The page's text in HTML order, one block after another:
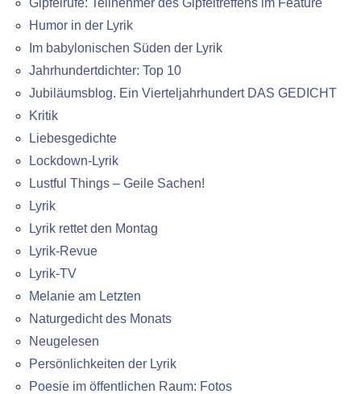
Humor in der Lyrik
Im babylonischen Süden der Lyrik
Jahrhundertdichter: Top 10
Jubiläumsblog. Ein Vierteljahrhundert DAS GEDICHT
Kritik
Liebesgedichte
Lockdown-Lyrik
Lustful Things – Geile Sachen!
Lyrik
Lyrik rettet den Montag
Lyrik-Revue
Lyrik-TV
Melanie am Letzten
Naturgedicht des Monats
Neugelesen
Persönlichkeiten der Lyrik
Poesie im öffentlichen Raum: Fotos